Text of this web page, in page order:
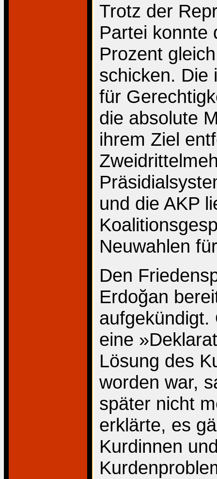
Trotz der
Partei konnte
Prozent
schicken. Die
für
die absolute
ihrem Ziel
und die AKP
Neuwahlen
Den
Erdoğan
aufgekündigt.
eine
Lösung des
worden war,
später nicht
erklärte, es
Kurdinnen